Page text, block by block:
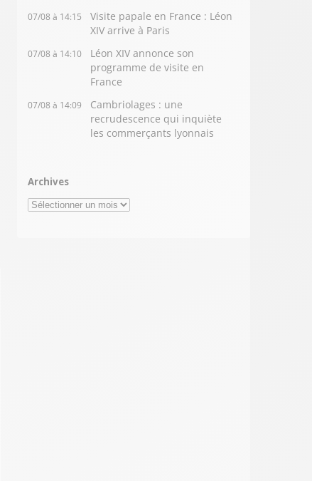
07/08 à 14:15
Visite papale en France : Léon
XIV arrive à Paris
07/08 à 14:10
Léon XIV annonce son
programme de visite en
France
07/08 à 14:09
Cambriolages : une
recrudescence qui inquiète
les commerçants lyonnais
Archives
Archives